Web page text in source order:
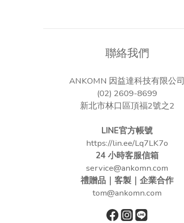
聯絡我們
ANKOMN 因益達科技有限公司
(02) 2609-8699
新北市林口區頂福2號之2
LINE官方帳號
https://lin.ee/Lq7LK7o
24 小時客服信箱
service@ankomn.com
禮贈品｜客製｜企業合作
tom@ankomn.com